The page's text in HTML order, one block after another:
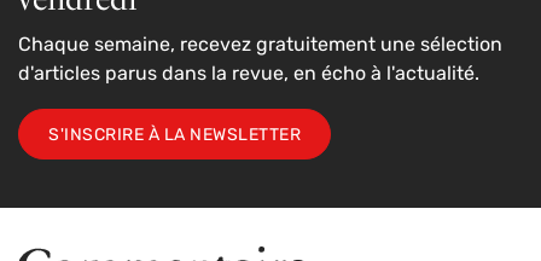
Chaque semaine, recevez gratuitement une sélection
d'articles parus dans la revue, en écho à l'actualité.
S'INSCRIRE À LA NEWSLETTER